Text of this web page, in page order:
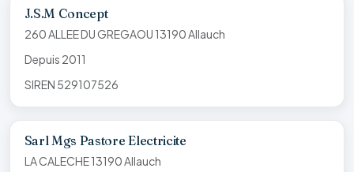
J.S.M Concept
260 ALLEE DU GREGAOU 13190 Allauch
Depuis 2011
SIREN 529107526
Sarl Mgs Pastore Electricite
LA CALECHE 13190 Allauch